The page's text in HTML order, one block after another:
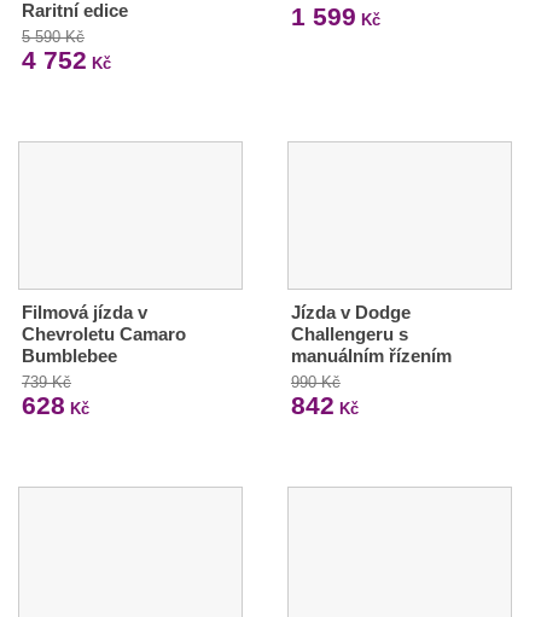
Raritní edice
5 590 Kč
4 752 Kč
1 599 Kč
Filmová jízda v
Chevroletu Camaro
Bumblebee
739 Kč
628 Kč
Jízda v Dodge
Challengeru s
manuálním řízením
990 Kč
842 Kč